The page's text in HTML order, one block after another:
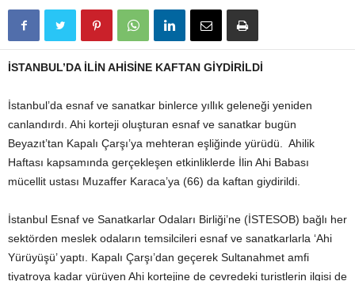
İSTANBUL’DA İLİN AHİSİNE KAFTAN GİYDİRİLDİ
İstanbul’da esnaf ve sanatkar binlerce yıllık geleneği yeniden
canlandırdı. Ahi korteji oluşturan esnaf ve sanatkar bugün
Beyazıt’tan Kapalı Çarşı’ya mehteran eşliğinde yürüdü. Ahilik
Haftası kapsamında gerçekleşen etkinliklerde İlin Ahi Babası
mücellit ustası Muzaffer Karaca’ya (66) da kaftan giydirildi.
İstanbul Esnaf ve Sanatkarlar Odaları Birliği’ne (İSTESOB) bağlı her
sektörden meslek odaların temsilcileri esnaf ve sanatkarlarla ‘Ahi
Yürüyüşü’ yaptı. Kapalı Çarşı’dan geçerek Sultanahmet amfi
tiyatroya kadar yürüyen Ahi kortejine de çevredeki turistlerin ilgisi de